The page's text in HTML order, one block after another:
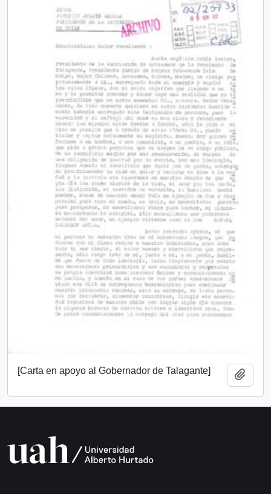
[Carta en apoyo al Gobernador de Talagante]